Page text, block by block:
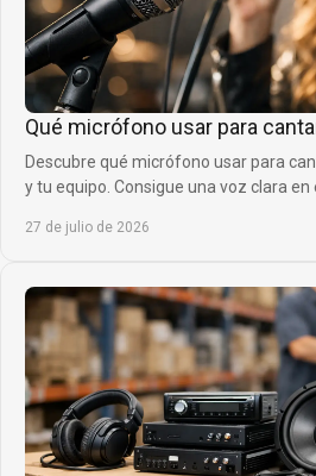
Qué micrófono usar para
Descubre qué micrófono usar para
y tu equipo. Consigue una voz clara en
27 de julio de 2026